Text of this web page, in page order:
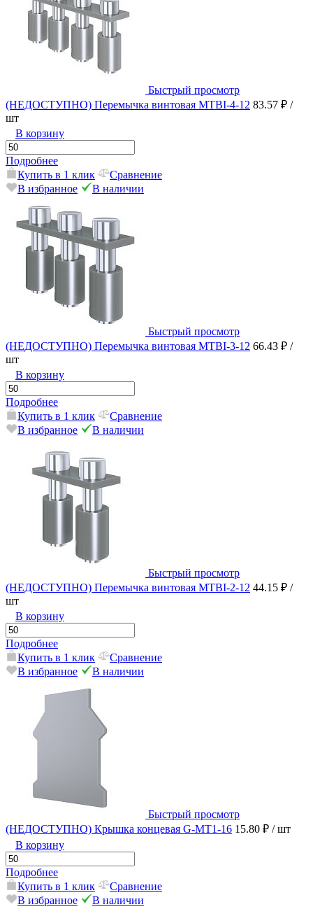
Быстрый просмотр
(НЕДОСТУПНО) Перемычка винтовая MTBI-4-12 83.57 ₽ /
шт
В корзину
Подробнее
Купить в 1 клик
Сравнение
В избранное
В наличии
Быстрый просмотр
(НЕДОСТУПНО) Перемычка винтовая MTBI-3-12 66.43 ₽ /
шт
В корзину
Подробнее
Купить в 1 клик
Сравнение
В избранное
В наличии
Быстрый просмотр
(НЕДОСТУПНО) Перемычка винтовая MTBI-2-12 44.15 ₽ /
шт
В корзину
Подробнее
Купить в 1 клик
Сравнение
В избранное
В наличии
Быстрый просмотр
(НЕДОСТУПНО) Крышка концевая G-MT1-16 15.80 ₽ / шт
В корзину
Подробнее
Купить в 1 клик
Сравнение
В избранное
В наличии